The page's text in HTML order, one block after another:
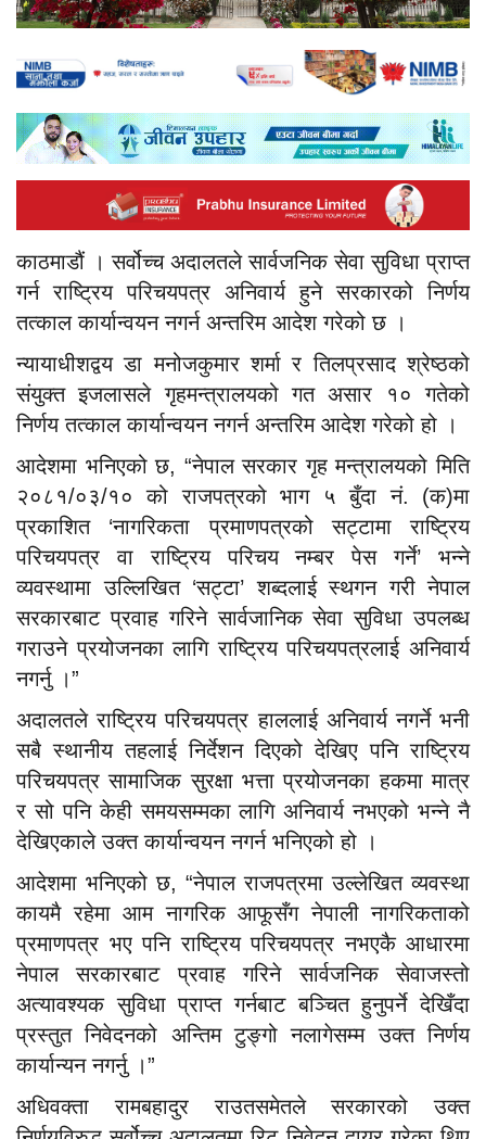
काठमाडौं । सर्वोच्च अदालतले सार्वजनिक सेवा सुविधा प्राप्त
गर्न राष्ट्रिय परिचयपत्र अनिवार्य हुने सरकारको निर्णय
तत्काल कार्यान्वयन नगर्न अन्तरिम आदेश गरेको छ ।
न्यायाधीशद्वय डा मनोजकुमार शर्मा र तिलप्रसाद श्रेष्ठको
संयुक्त इजलासले गृहमन्त्रालयको गत असार १० गतेको
निर्णय तत्काल कार्यान्वयन नगर्न अन्तरिम आदेश गरेको हो ।
आदेशमा भनिएको छ, “नेपाल सरकार गृह मन्त्रालयको मिति
२०८१/०३/१० को राजपत्रको भाग ५ बुँदा नं. (क)मा
प्रकाशित ‘नागरिकता प्रमाणपत्रको सट्टामा राष्ट्रिय
परिचयपत्र वा राष्ट्रिय परिचय नम्बर पेस गर्ने’ भन्ने
व्यवस्थामा उल्लिखित ‘सट्टा’ शब्दलाई स्थगन गरी नेपाल
सरकारबाट प्रवाह गरिने सार्वजानिक सेवा सुविधा उपलब्ध
गराउने प्रयोजनका लागि राष्ट्रिय परिचयपत्रलाई अनिवार्य
नगर्नु ।”
अदालतले राष्ट्रिय परिचयपत्र हाललाई अनिवार्य नगर्ने भनी
सबै स्थानीय तहलाई निर्देशन दिएको देखिए पनि राष्ट्रिय
परिचयपत्र सामाजिक सुरक्षा भत्ता प्रयोजनका हकमा मात्र
र सो पनि केही समयसम्मका लागि अनिवार्य नभएको भन्ने नै
देखिएकाले उक्त कार्यान्वयन नगर्न भनिएको हो ।
आदेशमा भनिएको छ, “नेपाल राजपत्रमा उल्लेखित व्यवस्था
कायमै रहेमा आम नागरिक आफूसँग नेपाली नागरिकताको
प्रमाणपत्र भए पनि राष्ट्रिय परिचयपत्र नभएकै आधारमा
नेपाल सरकारबाट प्रवाह गरिने सार्वजनिक सेवाजस्तो
अत्यावश्यक सुविधा प्राप्त गर्नबाट बञ्चित हुनुपर्ने देखिँदा
प्रस्तुत निवेदनको अन्तिम टुङ्गो नलागेसम्म उक्त निर्णय
कार्यान्यन नगर्नु ।”
अधिवक्ता रामबहादुर राउतसमेतले सरकारको उक्त